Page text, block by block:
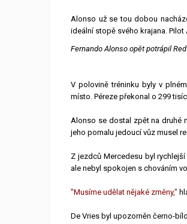
Alonso už se tou dobou
ideální stopě svého krajana.
Fernando Alonso opět potrápil
V polovině tréninku byly v
místo. Péreze překonal o 299
Alonso se dostal zpět na druhé
jeho pomalu jedoucí vůz musel
Z jezdců Mercedesu byl
ale nebyl spokojen s chováním
"Musíme udělat nějaké změny,"
De Vries byl upozorněn černo-